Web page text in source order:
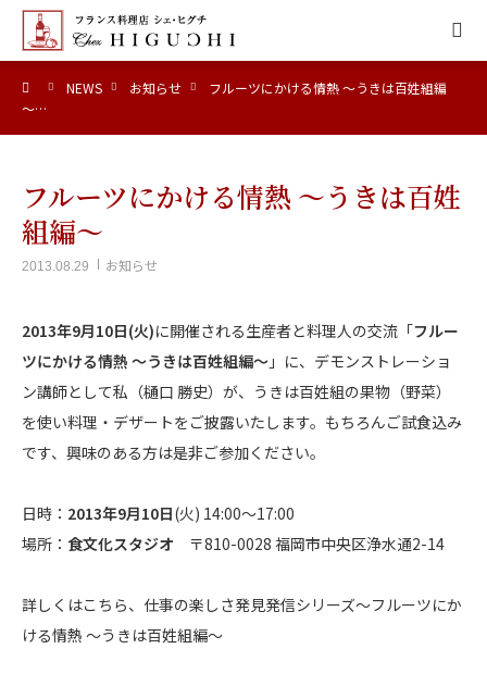
NEWS お知らせ
フルーツにかける情熱 ～うきは百姓組編
～…
フルーツにかける情熱 ～うきは百姓
組編～
2013.08.29 お知らせ
2013年9月10日(火)に開催される生産者と料理人の交流「フルー
ツにかける情熱 ～うきは百姓組編～ 」に、デモンストレーショ
ン講師として私（樋口 勝史）が、うきは百姓組の果物（野菜）
を使い料理・デザートをご披露いたします。もちろんご試食込み
です、興味のある方は是非ご参加ください。
日時： 2013年9月10日(火) 14:00～17:00
場所： 食文化スタジオ 〒810-0028 福岡市中央区浄水通2-14
詳しくはこちら、仕事の楽しさ発見発信シリーズ～フルーツにか
ける情熱 ～うきは百姓組編～
HOME
MENU
ACCESS
NEWS
CALENDAR